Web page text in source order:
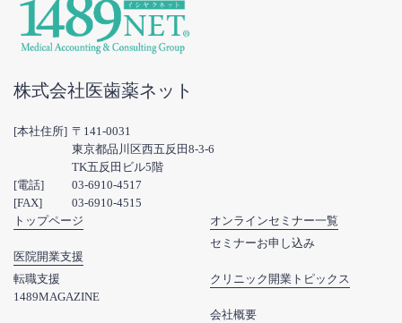
株式会社医歯薬ネット
[本社住所] 〒141-0031
東京都品川区西五反田8-3-6
TK五反田ビル5階
[電話]
03-6910-4517
[FAX]
03-6910-4515
トップページ
医院開業支援
転職支援
1489MAGAZINE
オンラインセミナー一覧
セミナーお申し込み
クリニック開業トピックス
会社概要